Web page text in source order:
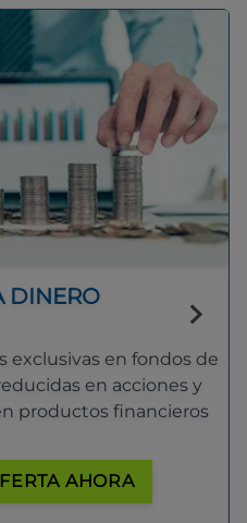
DINERO
exclusivas en fondos de
en acciones y
productos financieros
AHORA